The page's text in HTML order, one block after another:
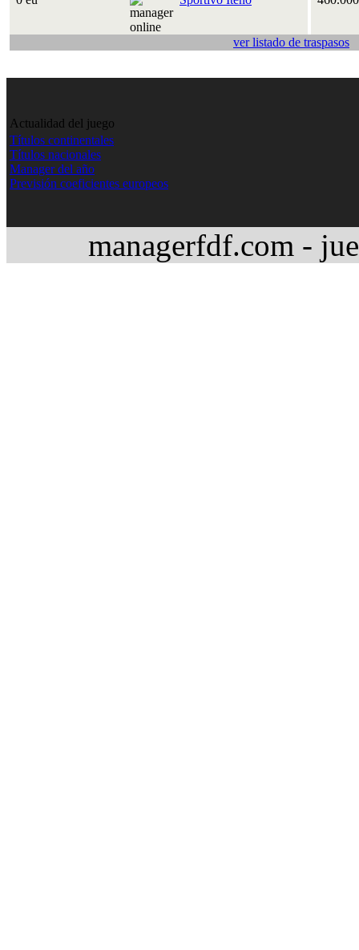
ver listado de traspasos
Actualidad del juego
Títulos continentales
Títulos nacionales
Manager del año
Previsión coeficientes europeos
managerfdf.com -